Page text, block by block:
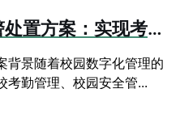
校园打卡系统异常预警处置方案：实现考勤运维全流程管控
背景随着校园数字化管理的
考勤管理、校园安全管...